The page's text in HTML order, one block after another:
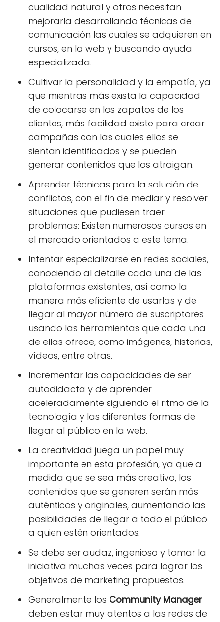
cualidad natural y otros necesitan
mejorarla desarrollando técnicas de
comunicación las cuales se adquieren en
cursos, en la web y buscando ayuda
especializada.
Cultivar la personalidad y la empatía, ya
que mientras más exista la capacidad
de colocarse en los zapatos de los
clientes, más facilidad existe para crear
campañas con las cuales ellos se
sientan identificados y se pueden
generar contenidos que los atraigan.
Aprender técnicas para la solución de
conflictos, con el fin de mediar y resolver
situaciones que pudiesen traer
problemas: Existen numerosos cursos en
el mercado orientados a este tema.
Intentar especializarse en redes sociales,
conociendo al detalle cada una de las
plataformas existentes, así como la
manera más eficiente de usarlas y de
llegar al mayor número de suscriptores
usando las herramientas que cada una
de ellas ofrece, como imágenes, historias,
vídeos, entre otras.
Incrementar las capacidades de ser
autodidacta y de aprender
aceleradamente siguiendo el ritmo de la
tecnología y las diferentes formas de
llegar al público en la web.
La creatividad juega un papel muy
importante en esta profesión, ya que a
medida que se sea más creativo, los
contenidos que se generen serán más
auténticos y originales, aumentando las
posibilidades de llegar a todo el público
a quien estén orientados.
Se debe ser audaz, ingenioso y tomar la
iniciativa muchas veces para lograr los
objetivos de marketing propuestos.
Generalmente los Community Manager
deben estar muy atentos a las redes de